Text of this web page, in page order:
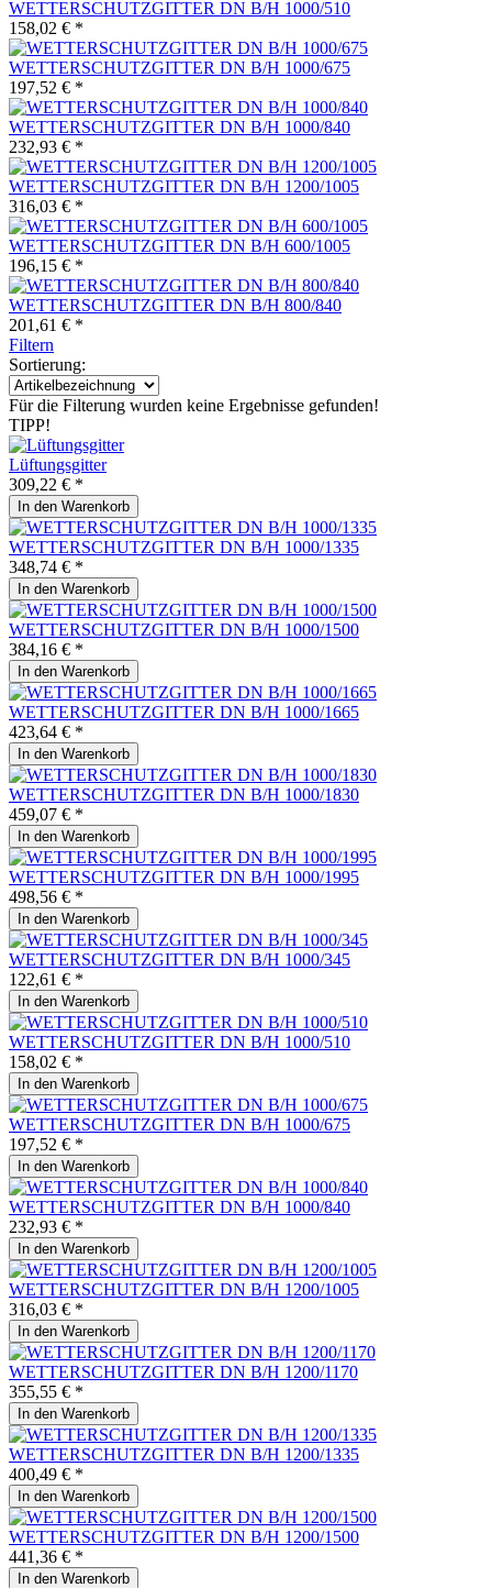
WETTERSCHUTZGITTER DN B/H 1000/510
158,02 € *
WETTERSCHUTZGITTER DN B/H 1000/675
197,52 € *
WETTERSCHUTZGITTER DN B/H 1000/840
232,93 € *
WETTERSCHUTZGITTER DN B/H 1200/1005
316,03 € *
WETTERSCHUTZGITTER DN B/H 600/1005
196,15 € *
WETTERSCHUTZGITTER DN B/H 800/840
201,61 € *
Filtern
Sortierung:
Für die Filterung wurden keine Ergebnisse gefunden!
TIPP!
Lüftungsgitter
309,22 € *
In den Warenkorb
WETTERSCHUTZGITTER DN B/H 1000/1335
348,74 € *
In den Warenkorb
WETTERSCHUTZGITTER DN B/H 1000/1500
384,16 € *
In den Warenkorb
WETTERSCHUTZGITTER DN B/H 1000/1665
423,64 € *
In den Warenkorb
WETTERSCHUTZGITTER DN B/H 1000/1830
459,07 € *
In den Warenkorb
WETTERSCHUTZGITTER DN B/H 1000/1995
498,56 € *
In den Warenkorb
WETTERSCHUTZGITTER DN B/H 1000/345
122,61 € *
In den Warenkorb
WETTERSCHUTZGITTER DN B/H 1000/510
158,02 € *
In den Warenkorb
WETTERSCHUTZGITTER DN B/H 1000/675
197,52 € *
In den Warenkorb
WETTERSCHUTZGITTER DN B/H 1000/840
232,93 € *
In den Warenkorb
WETTERSCHUTZGITTER DN B/H 1200/1005
316,03 € *
In den Warenkorb
WETTERSCHUTZGITTER DN B/H 1200/1170
355,55 € *
In den Warenkorb
WETTERSCHUTZGITTER DN B/H 1200/1335
400,49 € *
In den Warenkorb
WETTERSCHUTZGITTER DN B/H 1200/1500
441,36 € *
In den Warenkorb